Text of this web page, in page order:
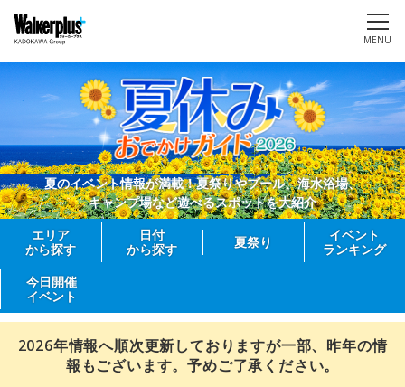
MENU
夏のイベント情報が満載！夏祭りやプール、海水浴場、
キャンプ場など遊べるスポットを大紹介
エリア
から探す
日付
から探す
夏祭り
イベント
ランキング
今日開催
イベント
2026年情報へ順次更新しておりますが一部、昨年の情
報もございます。予めご了承ください。